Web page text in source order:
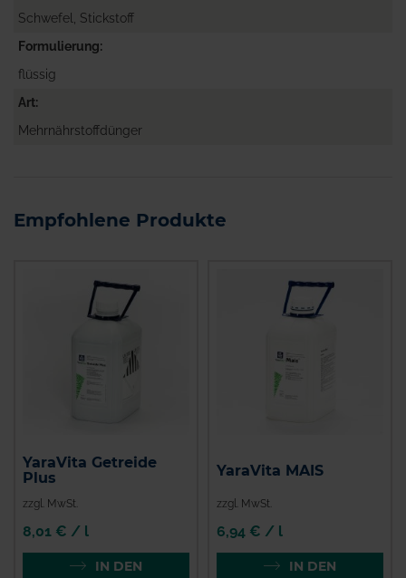
Schwefel, Stickstoff
Formulierung
flüssig
Art
Mehrnährstoffdünger
Empfohlene Produkte
YaraVita Getreide
Plus
zzgl. MwSt.
8,01 € / l
IN DEN
YaraVita MAIS
zzgl. MwSt.
6,94 € / l
IN DEN